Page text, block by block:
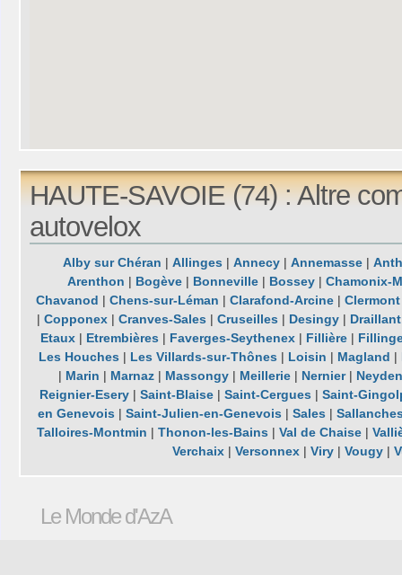
HAUTE-SAVOIE (74) : Altre
autovelox
Alby sur Chéran |Allinges |Annecy |Annemasse |
Arenthon | Bogève | Bonneville | Bossey |Chamonix-
Chavanod |Chens-sur-Léman |Clarafond-Arcine |Clermont
| Copponex| Cranves-Sales | Cruseilles | Desingy| Draillant
Etaux| Etrembières | Faverges-Seythenex| Fillière|
Les Houches | Les Villards-sur-Thônes | Loisin | Magland |
| Marin | Marnaz| Massongy| Meillerie| Nernier|
Reignier-Esery| Saint-Blaise| Saint-Cergues | Saint-
en Genevois |Saint-Julien-en-Genevois |Sales |
Talloires-Montmin | Thonon-les-Bains | Val de Chaise|
Verchaix |Versonnex |Viry |Vougy |
Le Monde d'AzA